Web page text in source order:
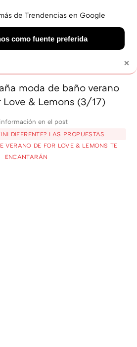
VIAJES GASTRO SNEAKERS
moda de baño verano
Love & Lemons (3/17)
en el post
DIFERENTE? LAS PROPUESTAS
VERANO DE FOR LOVE & LEMONS TE
ENCANTARÁN
×
de Trendencias en Google
como fuente preferida